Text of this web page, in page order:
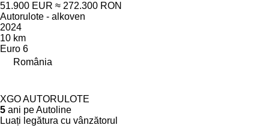
51.900 EUR ≈ 272.300 RON
Autorulote - alkoven
2024
10 km
Euro 6
România
XGO AUTORULOTE
5 ani pe Autoline
Luați legătura cu vânzătorul